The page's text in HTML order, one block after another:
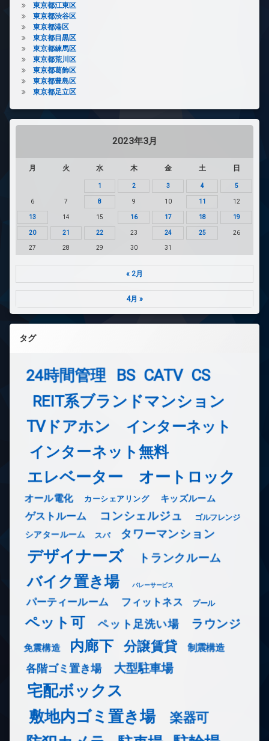
東京都江東区
東京都渋谷区
東京都港区
東京都目黒区
東京都練馬区
東京都荒川区
東京都葛飾区
東京都豊島区
東京都足立区
2023年3月
月 火 水 木 金 土 日
1 2 3 4 5
6 7 8 9 10 11 12
13 14 15 16 17 18 19
20 21 22 23 24 25 26
27 28 29 30 31
« 2月
4月 »
タグ
24時間管理 BS CATV CS
REIT系ブランドマンション
TVドアホン インターネット
インターネット無料
エレベーター オートロック
オール電化 カーシェアリング キッズルーム
ゲストルーム コンシェルジュ ゴルフレンジ
シアタールーム スパ タワーマンション
デザイナーズ トランクルーム
バイク置き場 バレーサービス
パーティールーム フィットネス プール
ペット可 ペット足洗い場 ラウンジ
免震構造 内廊下 分譲賃貸 制震構造
各階ゴミ置き場 大型駐車場
宅配ボックス
敷地内ゴミ置き場
楽器可